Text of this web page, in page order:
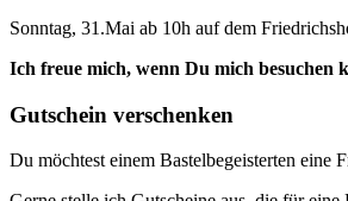
Sonntag, 31.Mai ab 10h auf dem
Ich freue mich, wenn Du mich besuchen
Gutschein verschenken
Du möchtest einem Bastelbegeisterten eine